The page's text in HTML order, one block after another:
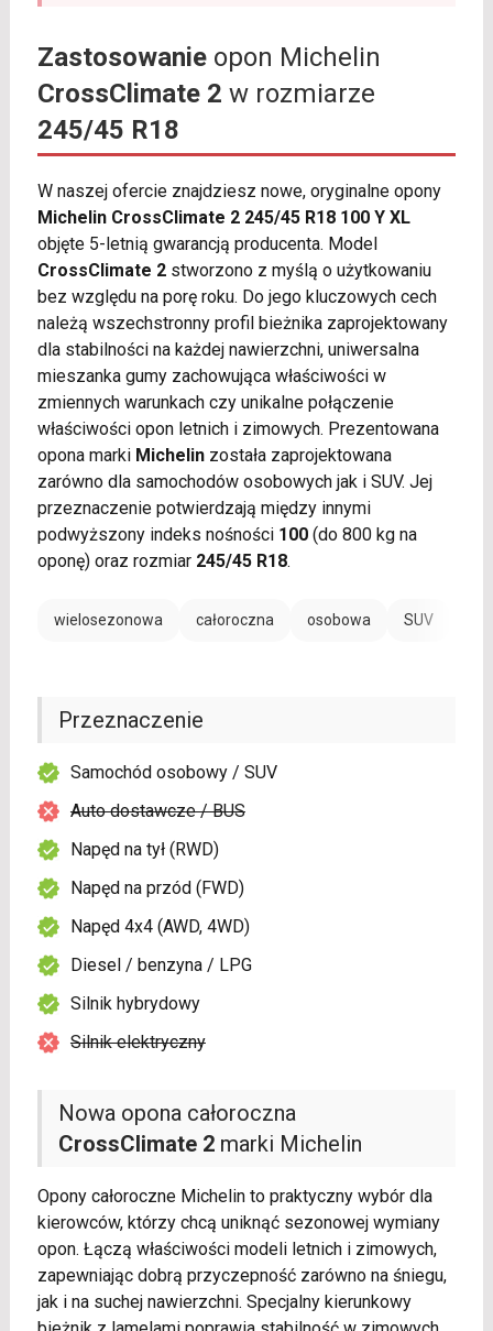
Zastosowanieopon Michelin
CrossClimate 2 w rozmiarze
245/45 R18
W naszej ofercie znajdziesz nowe, oryginalne opony
Michelin CrossClimate 2 245/45 R18 100 Y XL
objęte 5-letnią gwarancją producenta. Model
CrossClimate 2stworzono z myślą o użytkowaniu
bez względu na porę roku. Do jego kluczowych cech
należą wszechstronny profil bieżnika zaprojektowany
dla stabilności na każdej nawierzchni, uniwersalna
mieszanka gumy zachowująca właściwości w
zmiennych warunkach czy unikalne połączenie
właściwości opon letnich i zimowych. Prezentowana
opona marki Michelinzostała zaprojektowana
zarówno dla samochodów osobowych jak i SUV. Jej
przeznaczenie potwierdzają między innymi
podwyższony indeks nośności 100(do 800 kg na
oponę) oraz rozmiar 245/45 R18.
wielosezonowa całoroczna osobowa SUV
Nowa opona całoroczna
CrossClimate 2marki Michelin
Opony całoroczne Michelin to praktyczny wybór dla
kierowców, którzy chcą uniknąć sezonowej wymiany
opon. Łączą właściwości modeli letnich i zimowych,
zapewniając dobrą przyczepność zarówno na śniegu,
jak i na suchej nawierzchni. Specjalny kierunkowy
Przeznaczenie
Samochód osobowy / SUV
Auto dostawcze / BUS
Napęd na tył (RWD)
Napęd na przód (FWD)
Napęd 4x4 (AWD, 4WD)
Diesel / benzyna / LPG
Silnik hybrydowy
Silnik elektryczny